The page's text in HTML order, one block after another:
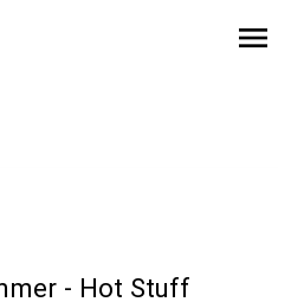
menu
- Hot Stuff